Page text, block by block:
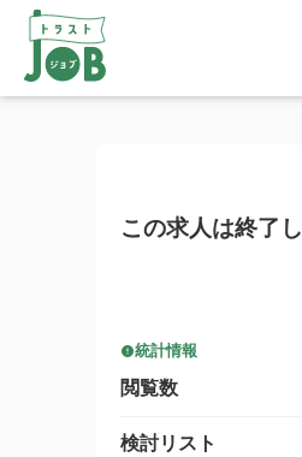
この求人は終了し
統計情報
閲覧数
検討リスト